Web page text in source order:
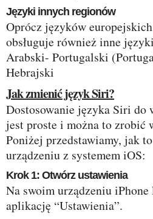
Języki innych regionów
Oprócz języków europejskich i azjatyckich, Siri
obsługuje również inne
Arabski- Portugalski
Hebrajski
Jak zmienić język Siri?
Dostosowanie języka Siri do własnych potrzeb
jest proste i można to zrobić
Poniżej przedstawiamy, jak
urządzeniu z systemem iOS:
Krok 1: Otwórz ustawienia
Na swoim urządzeniu iPhone lub iPad, otwórz
aplikację “Ustawienia”.